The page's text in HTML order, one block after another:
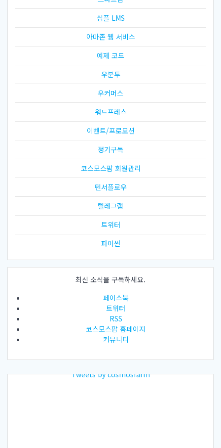
심플 LMS
아마존 웹 서비스
예제 코드
우분투
우커머스
워드프레스
이벤트/프로모션
정기구독
코스모스팜 회원관리
텐서플로우
텔레그램
트위터
파이썬
최신 소식을 구독하세요.
페이스북
트위터
RSS
코스모스팜 홈페이지
커뮤니티
Tweets by cosmosfarm